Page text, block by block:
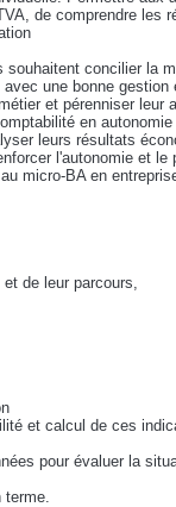
de comprendre les
concilier la
une bonne gestion
et pérenniser leur
en
leurs résultats
l'autonomie et le
micro-BA en
de leur parcours,
et calcul de ces
pour évaluer la
terme.